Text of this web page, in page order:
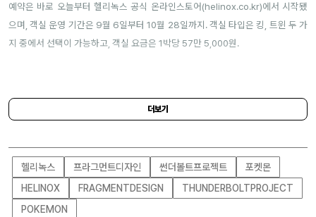
예약은 바로 오늘부터 헬리녹스 공식 온라인스토어(helinox.co.kr)에서 시작됐
으며, 객실 운영 기간은 9월 6일부터 10월 28일까지. 객실 타입은 킹, 트윈 두 가
지 중에서 선택이 가능하고, 객실 요금은 1박당 57만 5,000원.
주소 |서울특별시 용산구 장문로 23
더보기
헬리녹스 프라그먼트디자인 썬더볼트프로젝트
포켓몬
HELINOX
FRAGMENTDESIGN
THUNDERBOLTPROJECT
POKEMON